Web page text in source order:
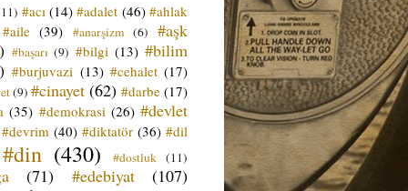
#acı (14) #adalet (46) #ahlak
#aile (39) #anarşizm (6)
#aşk
#başarı (9) #bilgi (13) #bilim
#burjuvazi (13) #cehalet (17)
(9) #cinayet (62) #darbe (17)
(35) #demokrasi (26) #devlet
#devrim (40) #diktatör (36) #dil
#din (430) #dostluk (11)
(71) #edebiyat
(107)